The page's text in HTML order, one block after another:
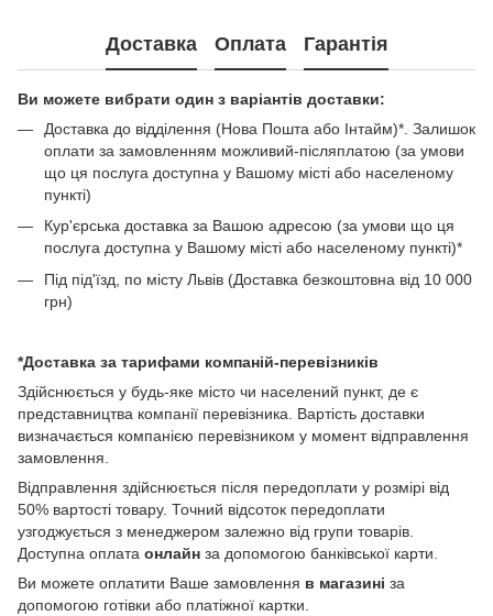
Доставка Оплата Гарантія
Ви можете вибрати один з варіантів доставки:
Доставка до відділення (Нова Пошта або Інтайм)*. Залишок
оплати за замовленням можливий-післяплатою (за умови
що ця послуга доступна у Вашому місті або населеному
пункті)
Кур'єрська доставка за Вашою адресою (за умови що ця
послуга доступна у Вашому місті або населеному пункті)*
Під під'їзд, по місту Львів (Доставка безкоштовна від 10 000
грн)
*Доставка за тарифами компаній-перевізників
Здійснюється у будь-яке місто чи населений пункт, де є
представництва компанії перевізника. Вартість доставки
визначається компанією перевізником у момент відправлення
замовлення.
Відправлення здійснюється після передоплати у розмірі від
50% вартості товару. Точний відсоток передоплати
узгоджується з менеджером залежно від групи товарів.
Доступна оплата онлайн за допомогою банківської карти.
Ви можете оплатити Ваше замовлення в магазині за
допомогою готівки або платіжної картки.